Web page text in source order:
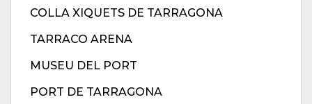
COLLA XIQUETS DE TARRAGONA
TARRACO ARENA
MUSEU DEL PORT
PORT DE TARRAGONA